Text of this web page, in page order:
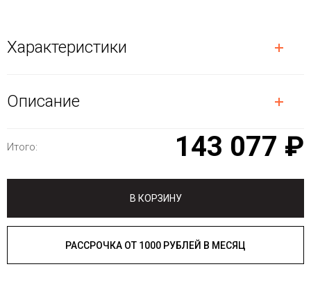
Характеристики
Описание
Итого: 143 077 ₽
В КОРЗИНУ
РАССРОЧКА ОТ 1000 РУБЛЕЙ В МЕСЯЦ